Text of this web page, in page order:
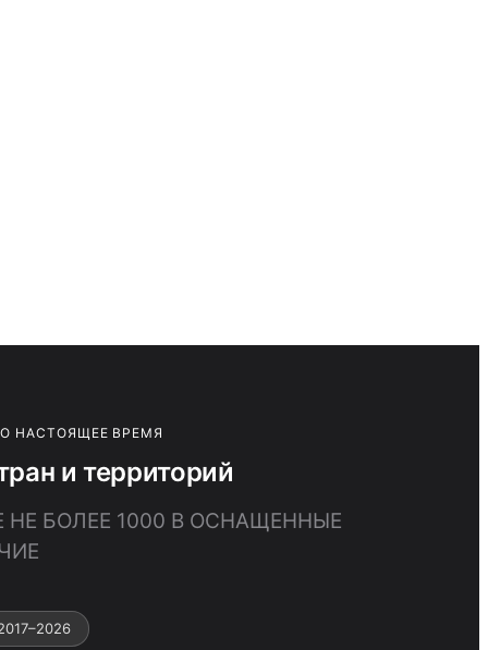
НАСТОЯЩЕЕ ВРЕМЯ
и территорий
НЕ БОЛЕЕ 1000 В ОСНАЩЕННЫЕ